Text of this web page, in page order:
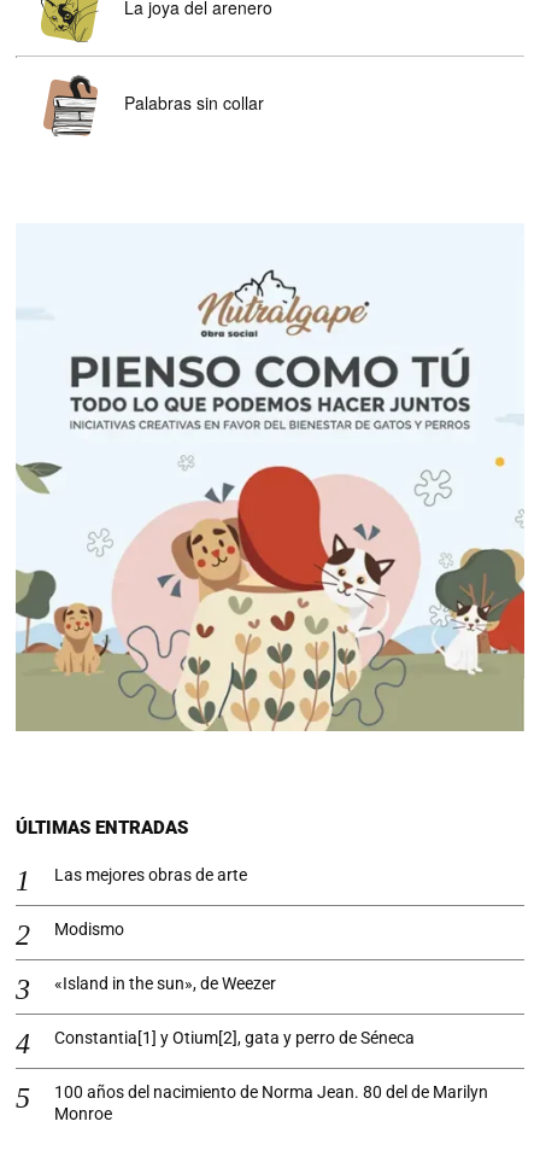
La joya del arenero
Palabras sin collar
ÚLTIMAS ENTRADAS
Las mejores obras de arte
Modismo
«Island in the sun», de Weezer
Constantia[1] y Otium[2], gata y perro de Séneca
100 años del nacimiento de Norma Jean. 80 del de Marilyn
Monroe